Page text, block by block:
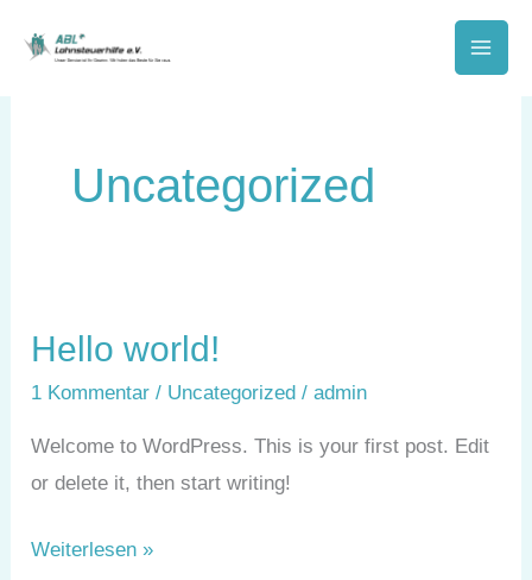
Inhalt
Uncategorized
Hello world!
1 Kommentar / Uncategorized /admin
Welcome to WordPress. This is your first post. Edit
or delete it, then start writing!
Hello
Weiterlesen »